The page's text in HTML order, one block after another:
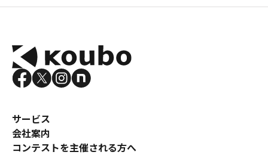
サービス
会社案内
コンテストを主催される方へ